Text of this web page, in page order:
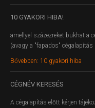
10 GYAKORI HIBA!
amellyel százezreket bukhat a
(avagy a "fapados" cégalapítás
Bővebben: 10 gyakori hiba
CÉGNÉV KERESÉS
A cégalapítás előtt kérjen